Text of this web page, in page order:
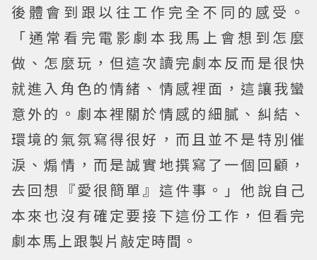
後體會到跟以往工作完全不同的感受。
「通常看完電影劇本我馬上會想到怎麼
做、怎麼玩，但這次讀完劇本反而是很快
就進入角色的情緒、情感裡面，這讓我蠻
意外的。劇本裡關於情感的細膩、糾結、
環境的氣氛寫得很好，而且並不是特別催
淚、煽情，而是誠實地撰寫了一個回顧，
去回想『愛很簡單』這件事。」他說自己
本來也沒有確定要接下這份工作，但看完
劇本馬上跟製片敲定時間。